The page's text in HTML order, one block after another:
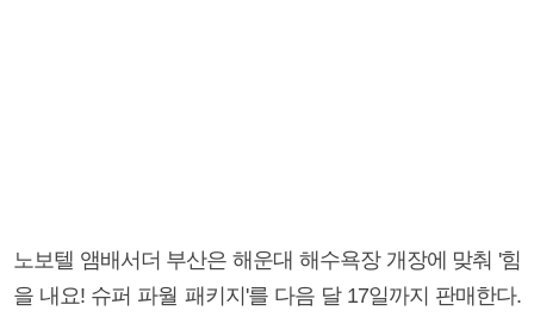
노보텔 앰배서더 부산은 해운대 해수욕장 개장에 맞춰 '힘
을 내요! 슈퍼 파월 패키지'를 다음 달 17일까지 판매한다.